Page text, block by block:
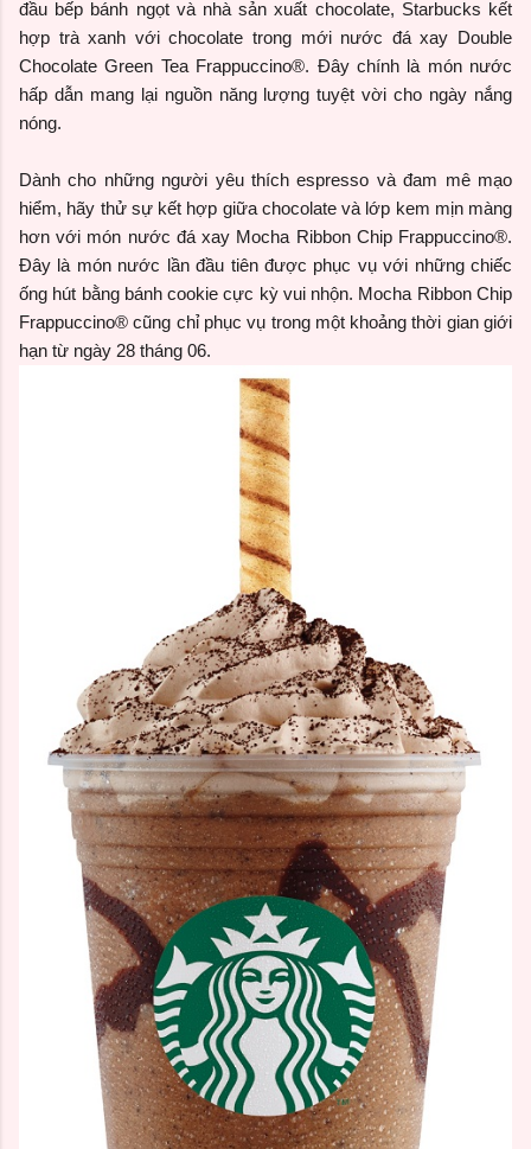
đầu bếp bánh ngọt và nhà sản xuất chocolate, Starbucks kết
hợp trà xanh với chocolate trong mới nước đá xay Double
Chocolate Green Tea Frappuccino®. Đây chính là món nước
hấp dẫn mang lại nguồn năng lượng tuyệt vời cho ngày nắng
nóng.
Dành cho những người yêu thích espresso và đam mê mạo
hiểm, hãy thử sự kết hợp giữa chocolate và lớp kem mịn màng
hơn với món nước đá xay Mocha Ribbon Chip Frappuccino®.
Đây là món nước lần đầu tiên được phục vụ với những chiếc
ống hút bằng bánh cookie cực kỳ vui nhộn. Mocha Ribbon Chip
Frappuccino® cũng chỉ phục vụ trong một khoảng thời gian giới
hạn từ ngày 28 tháng 06.